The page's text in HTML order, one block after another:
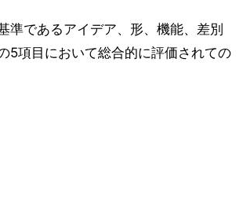
準であるアイデア、形、機能、差別
5項目において総合的に評価されての